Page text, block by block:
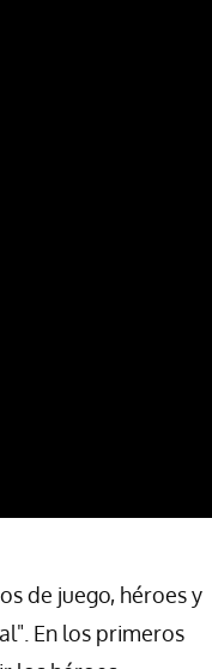
de juego, héroes y
En los primeros